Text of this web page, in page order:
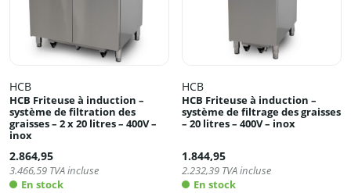
HCB
HCB Friteuse à induction –
système de filtration des
graisses – 2 x 20 litres – 400V –
inox
2.864,95
3.466,59 TVA incluse
En stock
HCB
HCB Friteuse à induction –
système de filtrage des graisses
– 20 litres – 400V – inox
1.844,95
2.232,39 TVA incluse
En stock